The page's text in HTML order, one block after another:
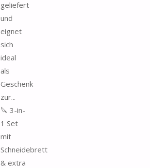
geliefert
und
eignet
sich
ideal
als
Geschenk
zur...
🔪 3-in-
1 Set
mit
Schneidebrett
& extra